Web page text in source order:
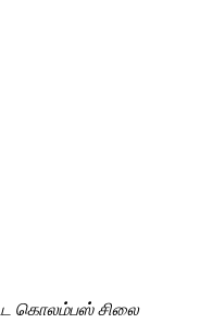
கொலம்பஸ் சிலை